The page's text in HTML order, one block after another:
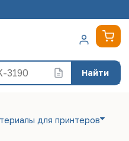
Найти
для принтеров